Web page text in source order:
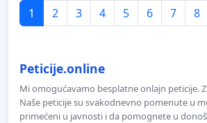
1
2 3 4 5 6 7 8
Peticije.online
Mi omogućavamo besplatne onlajn peticije.
Naše peticije su svakodnevno pomenute u
primećeni u javnosti i da pomognete u